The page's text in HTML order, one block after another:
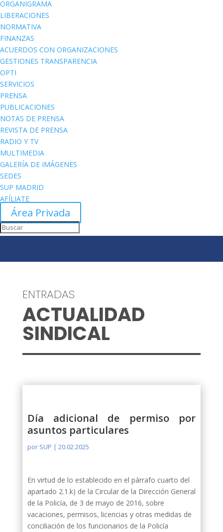
ORGANIGRAMA
LIBERACIONES
NORMATIVA
FINANZAS
ACUERDOS CON ORGANIZACIONES
GESTIONES TRANSPARENCIA
OPTI
SERVICIOS
PRENSA
PUBLICACIONES
NOTAS DE PRENSA
REVISTA DE PRENSA
RADIO Y TV
MULTIMEDIA
GALERÍA DE IMÁGENES
SEDES
SUP MADRID
AFÍLIATE
Área Privada
ENTRADAS
ACTUALIDAD
SINDICAL
Día adicional de permiso por
asuntos particulares
por SUP | 20.02.2025
En virtud de lo establecido en el párrafo cuarto del
apartado 2.1.k) de la Circular de la Dirección General
de la Policía, de 3 de mayo de 2016, sobre
vacaciones, permisos, licencias y otras medidas de
conciliación de los funcionarios de la Policía